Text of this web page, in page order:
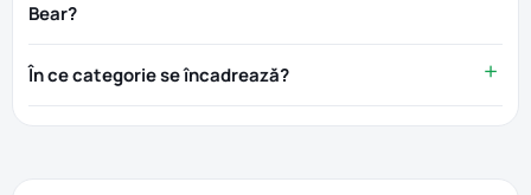
Bear?
În ce categorie se încadrează?